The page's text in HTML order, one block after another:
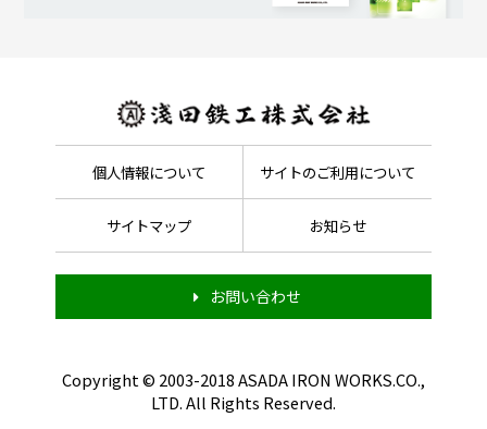
個人情報について サイトのご利用について
サイトマップ お知らせ
お問い合わせ
Copyright © 2003-2018 ASADA IRON WORKS.CO.,
LTD. All Rights Reserved.